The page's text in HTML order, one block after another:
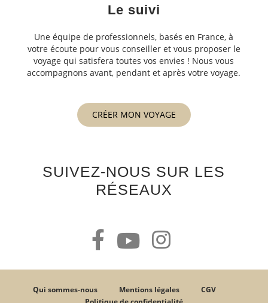
Le suivi
Une équipe de professionnels, basés en France, à
votre écoute pour vous conseiller et vous proposer le
voyage qui satisfera toutes vos envies ! Nous vous
accompagnons avant, pendant et après votre voyage.
CRÉER MON VOYAGE
SUIVEZ-NOUS SUR LES
RÉSEAUX
Qui sommes-nous Mentions légales
CGV